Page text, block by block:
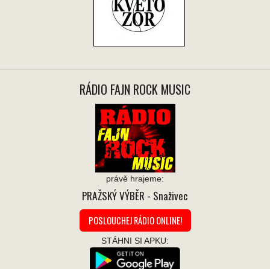
RÁDIO FAJN ROCK MUSIC
právě hrajeme:
PRAŽSKÝ VÝBĚR - Snaživec
POSLOUCHEJ RÁDIO ONLINE!
STÁHNI SI APKU: